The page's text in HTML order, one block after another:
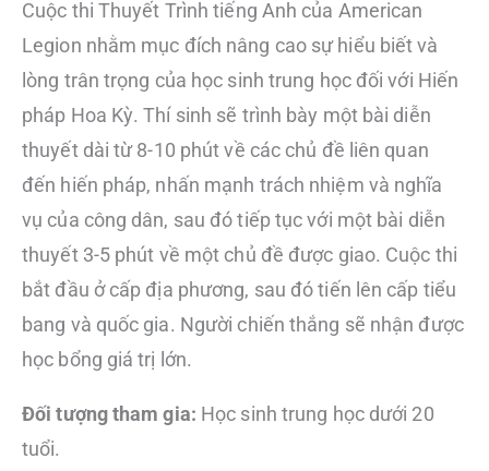
Cuộc thi Thuyết Trình tiếng Anh của American
Legion nhằm mục đích nâng cao sự hiểu biết và
lòng trân trọng của học sinh trung học đối với Hiến
pháp Hoa Kỳ. Thí sinh sẽ trình bày một bài diễn
thuyết dài từ 8-10 phút về các chủ đề liên quan
đến hiến pháp, nhấn mạnh trách nhiệm và nghĩa
vụ của công dân, sau đó tiếp tục với một bài diễn
thuyết 3-5 phút về một chủ đề được giao. Cuộc thi
bắt đầu ở cấp địa phương, sau đó tiến lên cấp tiểu
bang và quốc gia. Người chiến thắng sẽ nhận được
học bổng giá trị lớn.
Đối tượng tham gia: Học sinh trung học dưới 20
tuổi.